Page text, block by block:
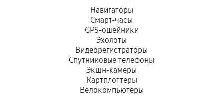
Навигаторы
Смарт-часы
GPS-ошейники
Эхолоты
Видеорегистраторы
Спутниковые телефоны
Экшн-камеры
Картплоттеры
Велокомпьютеры